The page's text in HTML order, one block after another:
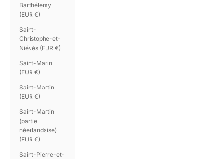
Barthélemy
(EUR €)
Saint-
Christophe-et-
Niévès (EUR €)
Saint-Marin
(EUR €)
Saint-Martin
(EUR €)
Saint-Martin
(partie
néerlandaise)
(EUR €)
Saint-Pierre-et-